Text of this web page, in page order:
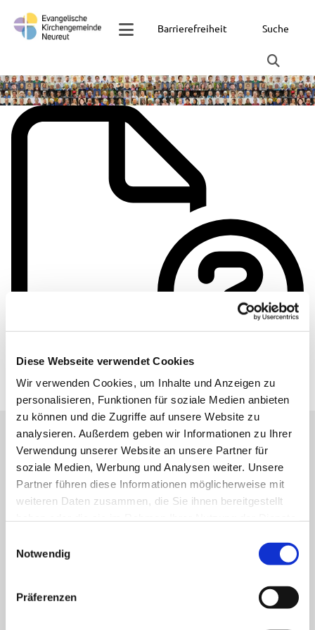
Diese Webseite verwendet Cookies
Wir verwenden Cookies, um Inhalte und Anzeigen zu
personalisieren, Funktionen für soziale Medien anbieten
zu können und die Zugriffe auf unsere Website zu
analysieren. Außerdem geben wir Informationen zu Ihrer
Verwendung unserer Website an unsere Partner für
soziale Medien, Werbung und Analysen weiter. Unsere
Partner führen diese Informationen möglicherweise mit
weiteren Daten zusammen, die Sie ihnen bereitgestellt
Notwendig
Präferenzen
Barrierefreiheit Suche
Der Blog konnte nicht gefunden werden
Evangelische Kirchengemeinde Neureut
Neureuter Hauptstraße 260
76149 Karlsruhe
Telefon:0721-706134
Email:neureut(at)kbz.ekiba.de
Pfarrbüro Nord